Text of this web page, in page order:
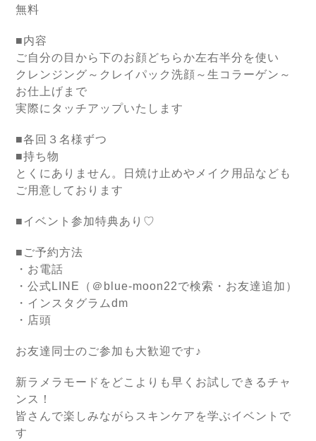
無料
■内容
ご自分の目から下のお顔どちらか左右半分を使い
クレンジング～クレイパック洗顔～生コラーゲン～
お仕上げまで
実際にタッチアップいたします
■各回３名様ずつ
■持ち物
とくにありません。日焼け止めやメイク用品なども
ご用意しております
■イベント参加特典あり♡
■ご予約方法
・お電話
・公式LINE（＠blue-moon22で検索・お友達追加）
・インスタグラムdm
・店頭
お友達同士のご参加も大歓迎です♪
新ラメラモードをどこよりも早くお試しできるチャ
ンス！
皆さんで楽しみながらスキンケアを学ぶイベントで
す